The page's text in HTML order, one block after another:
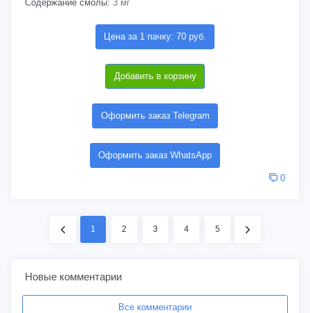
Содержание смолы: 3 мг
Цена за 1 пачку: 70 руб.
Добавить в корзину
Оформить заказ Telegram
Оформить заказ WhatsApp
0
1 2 3 4 5
Новые комментарии
Все комментарии